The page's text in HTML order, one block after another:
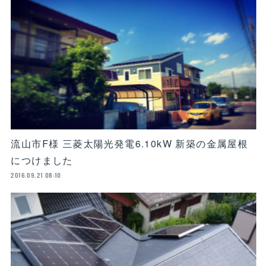
流山市F様 三菱太陽光発電6.10kW 新築の金属屋根
につけました
2016.09.21 08:10